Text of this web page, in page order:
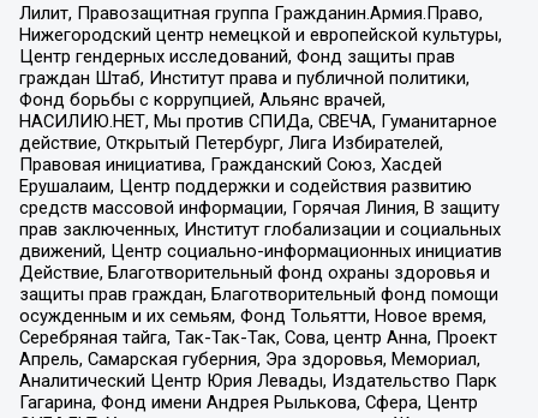
Лилит, Правозащитная группа Гражданин.Армия.Право,
Нижегородский центр немецкой и европейской культуры,
Центр гендерных исследований, Фонд защиты прав
граждан Штаб, Институт права и публичной политики,
Фонд борьбы с коррупцией, Альянс врачей,
НАСИЛИЮ.НЕТ, Мы против СПИДа, СВЕЧА, Гуманитарное
действие, Открытый Петербург, Лига Избирателей,
Правовая инициатива, Гражданский Союз, Хасдей
Ерушалаим, Центр поддержки и содействия развитию
средств массовой информации, Горячая Линия, В защиту
прав заключенных, Институт глобализации и социальных
движений, Центр социально-информационных инициатив
Действие, Благотворительный фонд охраны здоровья и
защиты прав граждан, Благотворительный фонд помощи
осужденным и их семьям, Фонд Тольятти, Новое время,
Серебряная тайга, Так-Так-Так, Сова, центр Анна, Проект
Апрель, Самарская губерния, Эра здоровья, Мемориал,
Аналитический Центр Юрия Левады, Издательство Парк
Гагарина, Фонд имени Андрея Рылькова, Сфера, Центр